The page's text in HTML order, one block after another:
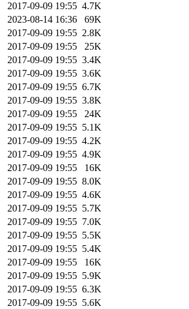
2017-09-09 19:55 4.7K
2023-08-14 16:36
69K
2017-09-09 19:55 2.8K
2017-09-09 19:55
25K
2017-09-09 19:55 3.4K
2017-09-09 19:55 3.6K
2017-09-09 19:55 6.7K
2017-09-09 19:55 3.8K
2017-09-09 19:55
24K
2017-09-09 19:55 5.1K
2017-09-09 19:55 4.2K
2017-09-09 19:55 4.9K
2017-09-09 19:55
16K
2017-09-09 19:55 8.0K
2017-09-09 19:55 4.6K
2017-09-09 19:55 5.7K
2017-09-09 19:55 7.0K
2017-09-09 19:55 5.5K
2017-09-09 19:55 5.4K
2017-09-09 19:55
16K
2017-09-09 19:55 5.9K
2017-09-09 19:55 6.3K
2017-09-09 19:55 5.6K